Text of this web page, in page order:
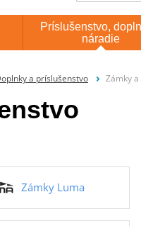
Príslušenstvo,
náradie
a príslušenstvo Zámky
Zámky Luma